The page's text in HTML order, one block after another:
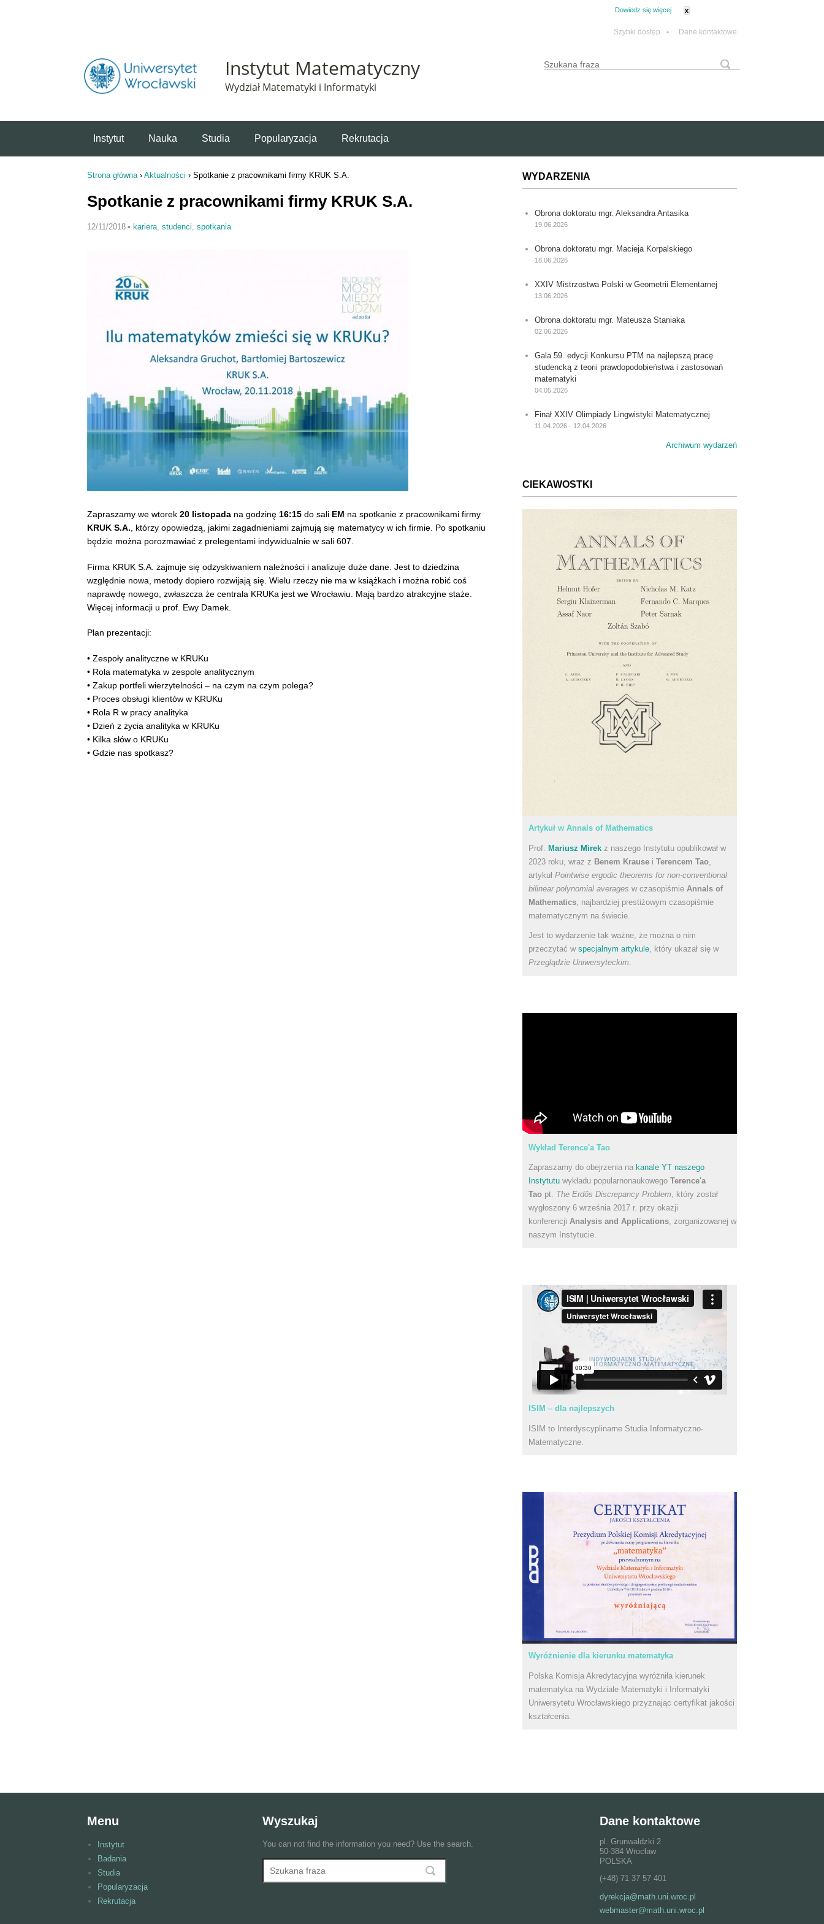
Dowiedz się więcej x
Szybki dostęp • Dane kontaktowe
Instytut Matematyczny
Wydział Matematyki i Informatyki
Formularz wyszukiwania
Wyszukaj
Instytut Nauka Studia Popularyzacja Rekrutacja
Strona główna› Aktualności › Spotkanie z pracownikami firmy KRUK S.A.
Spotkanie z pracownikami firmy KRUK S.A.
12/11/2018 • kariera, studenci, spotkania
Zapraszamy we wtorek 20 listopada na godzinę 16:15 do sali EM na spotkanie z pracownikami firmy
KRUK S.A. , którzy opowiedzą, jakimi zagadnieniami zajmują się matematycy w ich firmie. Po spotkaniu
będzie można porozmawiać z prelegentami indywidualnie w sali 607.
Firma KRUK S.A. zajmuje się odzyskiwaniem należności i analizuje duże dane. Jest to dziedzina
względnie nowa, metody dopiero rozwijają się. Wielu rzeczy nie ma w książkach i można robić coś
naprawdę nowego, zwłaszcza że centrala KRUKa jest we Wrocławiu. Mają bardzo atrakcyjne staże.
Więcej informacji u prof. Ewy Damek.
Plan prezentacji:
• Zespoły analityczne w KRUKu
• Rola matematyka w zespole analitycznym
• Zakup portfeli wierzytelności – na czym na czym polega?
• Proces obsługi klientów w KRUKu
• Rola R w pracy analityka
• Dzień z życia analityka w KRUKu
• Kilka słów o KRUKu
• Gdzie nas spotkasz?
WYDARZENIA
Obrona doktoratu mgr. Aleksandra Antasika
19.06.2026
Obrona doktoratu mgr. Macieja Korpalskiego
18.06.2026
XXIV Mistrzostwa Polski w Geometrii Elementarnej
13.06.2026
Obrona doktoratu mgr. Mateusza Staniaka
02.06.2026
Gala 59. edycji Konkursu PTM na najlepszą pracę
studencką z teorii prawdopodobieństwa i zastosowań
matematyki
04.05.2026
Finał XXIV Olimpiady Lingwistyki Matematycznej
11.04.2026 - 12.04.2026
Archiwum wydarzeń
CIEKAWOSTKI
Artykuł w Annals of Mathematics
Prof. Mariusz Mirek z naszego Instytutu opublikował w
2023 roku, wraz z Benem Krause i Terencem Tao
artykuł Pointwise ergodic theorems for non-conventional
bilinear polynomial averages w czasopiśmie Annals of
Mathematics , najbardziej prestiżowym czasopiśmie
matematycznym na świecie.
Jest to wydarzenie tak ważne, że można o nim
przeczytać w specjalnym artykule, który ukazał się w
Przeglądzie Uniwersyteckim.
Wykład Terence'a Tao
Zapraszamy do obejrzenia na kanale YT naszego
Instytutu wykładu popularnonaukowego Terence'a
Tao pt. The Erdős Discrepancy Problem , który został
wygłoszony 6 września 2017 r. przy okazji
konferencji Analysis and Applications , zorganizowanej w
naszym Instytucie.
ISIM – dla najlepszych
ISIM to Interdyscyplinarne Studia Informatyczno-
Matematyczne.
Wyróżnienie dla kierunku matematyka
Polska Komisja Akredytacyjna wyróżniła kierunek
matematyka na Wydziale Matematyki i Informatyki
Uniwersytetu Wrocławskiego przyznając certyfikat jakości
kształcenia.
Menu
Instytut
Badania
Studia
Popularyzacja
Rekrutacja
Wyszukaj
You can not find the information you need? Use the search.
Formularz wyszukiwania
Wyszukaj
Dane kontaktowe
pl. Grunwaldzki 2
50-384 Wrocław
POLSKA
(+48) 71 37 57 401
dyrekcja@math.uni.wroc.pl
webmaster@math.uni.wroc.pl